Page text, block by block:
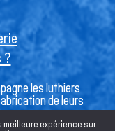
?
les luthiers
de leurs
meilleure expérience sur